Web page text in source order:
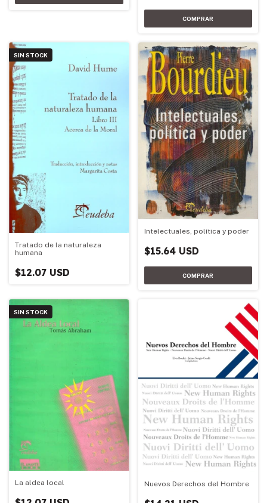
SIN STOCK
Tratado de la naturaleza
humana
$12.07 USD
Intelectuales, política y poder
$15.64 USD
SIN STOCK
La aldea local Nuevos Derechos del Hombre